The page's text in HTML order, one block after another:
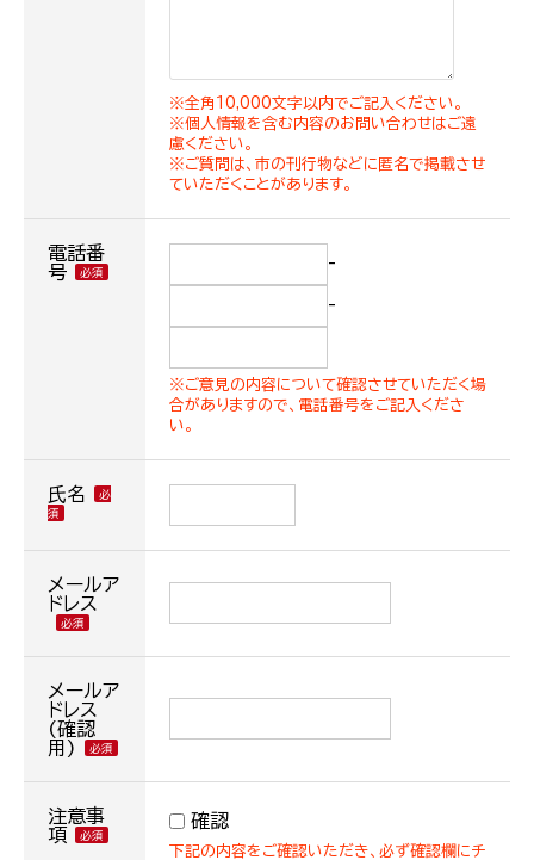
※全角10,000文字以内でご記入ください。
※個人情報を含む内容のお問い合わせはご遠
慮ください。
※ご質問は、市の刊行物などに匿名で掲載させ
ていただくことがあります。
電話番
号
-
-
※ご意見の内容について確認させていただく場
合がありますので、電話番号をご記入くださ
い。
氏名
メールア
ドレス
メールア
ドレス
(確認
用)
注意事
項
確認
下記の内容をご確認いただき、必ず確認欄にチ